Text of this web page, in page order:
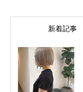
新着記事